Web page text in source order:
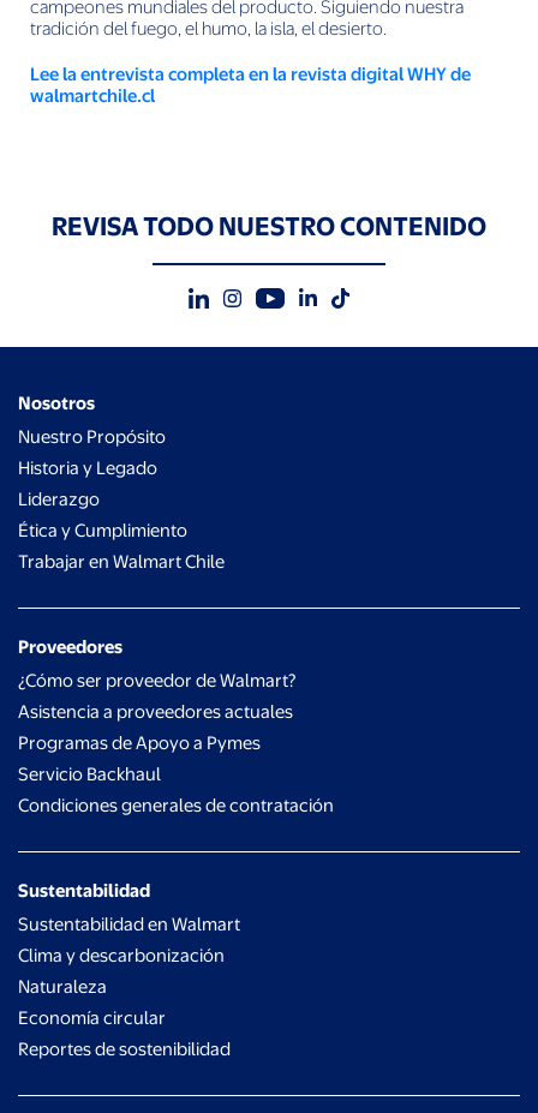
campeones mundiales del producto. Siguiendo nuestra
tradición del fuego, el humo, la isla, el desierto.
Lee la entrevista completa en la revista digital WHY de
walmartchile.cl
REVISA TODO NUESTRO CONTENIDO
Nosotros
Nuestro Propósito
Historia y Legado
Liderazgo
Ética y Cumplimiento
Trabajar en Walmart Chile
Proveedores
¿Cómo ser proveedor de Walmart?
Asistencia a proveedores actuales
Programas de Apoyo a Pymes
Servicio Backhaul
Condiciones generales de contratación
Sustentabilidad
Sustentabilidad en Walmart
Clima y descarbonización
Naturaleza
Economía circular
Reportes de sostenibilidad